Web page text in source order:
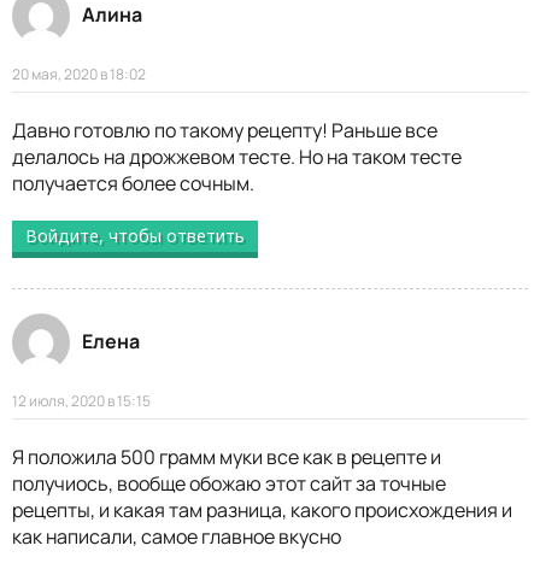
Алина
20 мая, 2020 в 18:02
Давно готовлю по такому рецепту! Раньше все
делалось на дрожжевом тесте. Но на таком тесте
получается более сочным.
Войдите, чтобы ответить
Елена
12 июля, 2020 в 15:15
Я положила 500 грамм муки все как в рецепте и
получиось, вообще обожаю этот сайт за точные
рецепты, и какая там разница, какого происхождения и
как написали, самое главное вкусно